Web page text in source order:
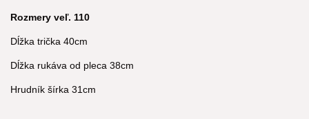
Rozmery veľ. 110
Dĺžka trička 40cm
Dĺžka rukáva od pleca 38cm
Hrudník šírka 31cm